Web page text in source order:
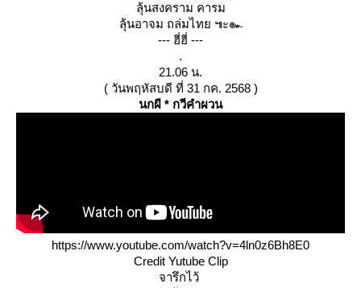
ลุ้นสงคราม คารม
ลุ้นอาจม ถล่มไทย ๚ะ๛
--- ฮี่ฮี่ ---
.
21.06 น.
( วันพฤหัสบดี ที่ 31 กค. 2568 )
นกผี * กวีคำผวน
https://www.youtube.com/watch?v=4ln0z6Bh8E0
Credit Yutube Clip
จารึกไว้